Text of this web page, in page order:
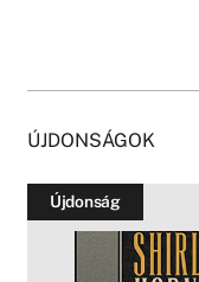
ÚJDONSÁGOK
Újdonság